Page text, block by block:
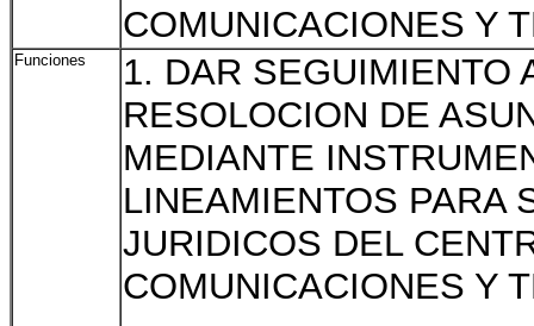
COMUNICACIONES Y
Funciones
1. DAR SEGUIMIENTO
RESOLOCION DE
MEDIANTE
LINEAMIENTOS PARA
JURIDICOS DEL
COMUNICACIONES Y